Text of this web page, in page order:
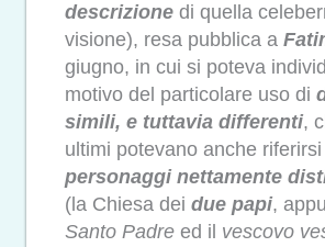
descrizione di quella
visione), resa pubblica a
giugno, in cui si poteva
motivo del particolare uso di
simili, e tuttavia differenti,
ultimi potevano anche
personaggi nettamente
(la Chiesa dei due papi,
Santo Padre ed il vescovo